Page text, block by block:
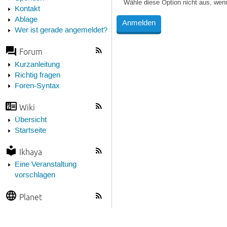
Kontakt
Ablage
Wer ist gerade angemeldet?
Forum
Kurzanleitung
Richtig fragen
Foren-Syntax
Wiki
Übersicht
Startseite
Ikhaya
Eine Veranstaltung
vorschlagen
Planet
Wähle diese Option nicht aus,